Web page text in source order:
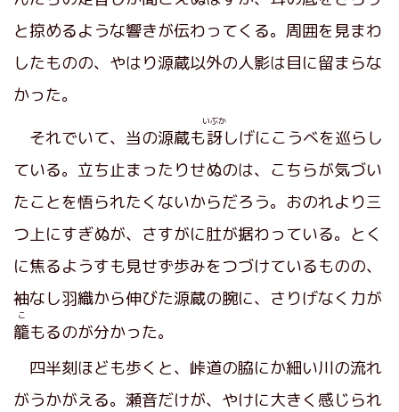
と掠めるような響きが伝わってくる。周囲を見まわ
したものの、やはり源蔵以外の人影は目に留まらな
かった。
それでいて、当の源蔵も訝
いぶか
しげにこうべを巡らし
ている。立ち止まったりせぬのは、こちらが気づい
たことを悟られたくないからだろう。おのれより三
つ上にすぎぬが、さすがに肚が据わっている。とく
に焦るようすも見せず歩みをつづけているものの、
袖なし羽織から伸びた源蔵の腕に、さりげなく力が
籠
こ
もるのが分かった。
四半刻ほども歩くと、峠道の脇にか細い川の流れ
がうかがえる。瀬音だけが、やけに大きく感じられ